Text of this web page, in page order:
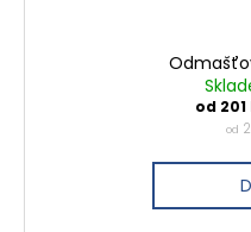
od 201
od